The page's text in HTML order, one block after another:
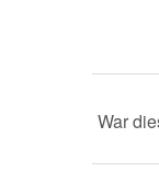
War